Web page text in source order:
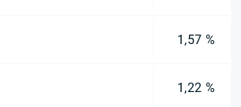
1,57 %
1,22 %